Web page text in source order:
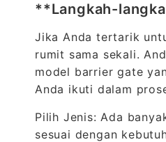
**Langkah-
Jika Anda tertarik
rumit sama sekali.
model barrier gate
Anda ikuti dalam
Pilih Jenis: Ada
sesuai dengan